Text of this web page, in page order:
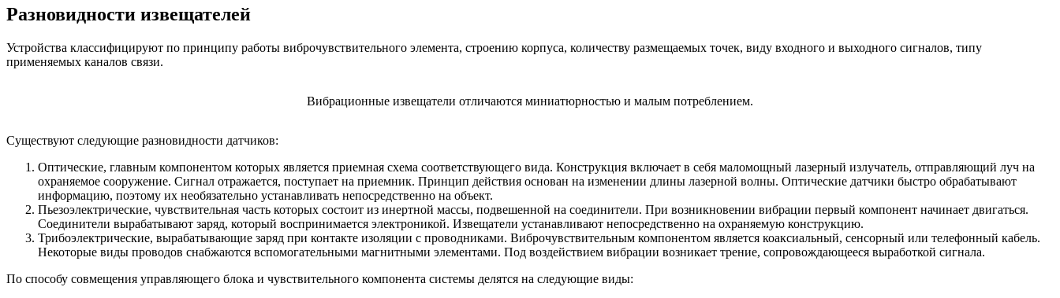
Разновидности извещателей
Устройства классифицируют по принципу работы виброчувствительного элемента, строению корпуса, количеству размещаемых точек, виду входного и выходного сигналов, типу
применяемых каналов связи.
Вибрационные извещатели отличаются миниатюрностью и малым потреблением.
Существуют следующие разновидности датчиков:
Оптические, главным компонентом которых является приемная схема соответствующего вида. Конструкция включает в себя маломощный лазерный излучатель, отправляющий луч на
охраняемое сооружение. Сигнал отражается, поступает на приемник. Принцип действия основан на изменении длины лазерной волны. Оптические датчики быстро обрабатывают
информацию, поэтому их необязательно устанавливать непосредственно на объект.
Пьезоэлектрические, чувствительная часть которых состоит из инертной массы, подвешенной на соединители. При возникновении вибрации первый компонент начинает двигаться.
Соединители вырабатывают заряд, который воспринимается электроникой. Извещатели устанавливают непосредственно на охраняемую конструкцию.
Трибоэлектрические, вырабатывающие заряд при контакте изоляции с проводниками. Виброчувствительным компонентом является коаксиальный, сенсорный или телефонный кабель.
Некоторые виды проводов снабжаются вспомогательными магнитными элементами. Под воздействием вибрации возникает трение, сопровождающееся выработкой сигнала.
По способу совмещения управляющего блока и чувствительного компонента системы делятся на следующие виды: